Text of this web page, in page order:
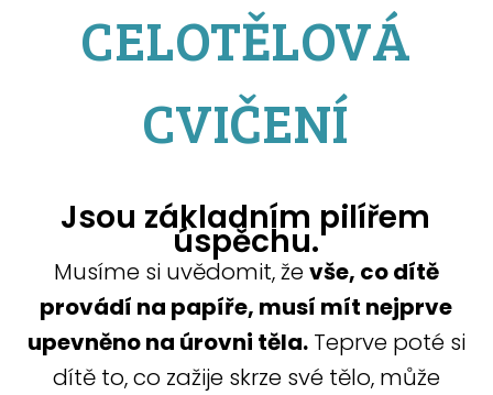
CELOTĚLOVÁ
CVIČENÍ
Jsou základním pilířem
úspěchu.
Musíme si uvědomit, ževše, co dítě
provádí na papíře, musí mít nejprve
upevněno na úrovni těla.Teprve poté si
dítě to, co zažije skrze své tělo, může